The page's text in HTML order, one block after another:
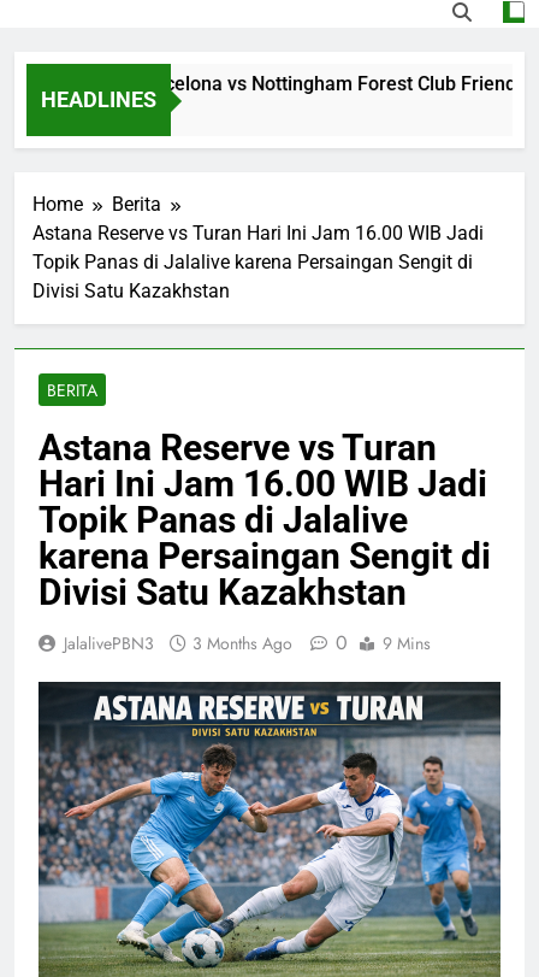
HEADLINES
Jalalive Barcelona vs Nottingham Forest Club Friendly
Home
Berita
Astana Reserve vs Turan Hari Ini Jam 16.00 WIB Jadi
Topik Panas di Jalalive karena Persaingan Sengit di
Divisi Satu Kazakhstan
BERITA
Astana Reserve vs Turan
Hari Ini Jam 16.00 WIB Jadi
Topik Panas di Jalalive
karena Persaingan Sengit di
Divisi Satu Kazakhstan
JalalivePBN3 3 Months Ago 0 9 Mins